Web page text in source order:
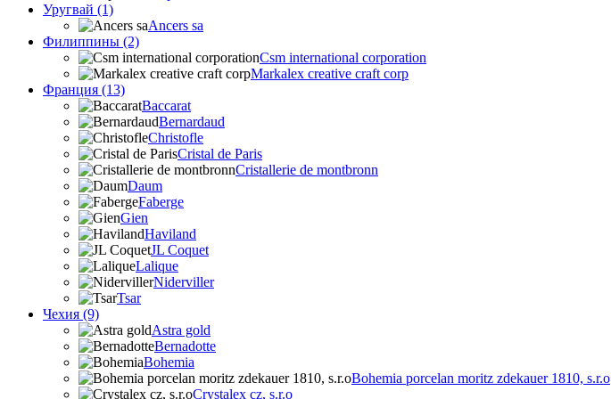
Уругвай (1)
Ancers sa
Филиппины (2)
Csm international corporation
Markalex creative craft corp
Франция (13)
Baccarat
Bernardaud
Christofle
Cristal de Paris
Cristallerie de montbronn
Daum
Faberge
Gien
Haviland
JL Coquet
Lalique
Niderviller
Tsar
Чехия (9)
Astra gold
Bernadotte
Bohemia
Bohemia porcelan moritz zdekauer 1810, s.r.o
Crystalex cz, s.r.o